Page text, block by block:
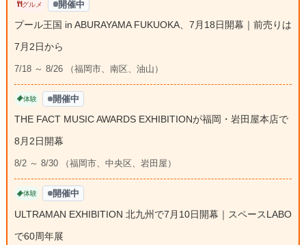
グルメ 開催中
プール王国 in ABURAYAMA FUKUOKA、7月18日開幕｜前売りは
7月2日から
7/18 ～ 8/26 （福岡市、南区、油山）
体験 開催中
THE FACT MUSIC AWARDS EXHIBITIONが福岡・岩田屋本店で
8月2日開幕
8/2 ～ 8/30 （福岡市、中央区、岩田屋）
体験 開催中
ULTRAMAN EXHIBITION 北九州で7月10日開幕｜スペースLABO
で60周年展